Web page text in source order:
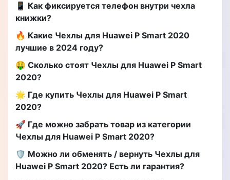
📱 Как фиксируется телефон внутри чехла
книжки?
🔥 Какие Чехлы для Huawei P Smart 2020
лучшие в 2024 году?
🤑 Сколько стоят Чехлы для Huawei P Smart
2020?
🌟 Где купить Чехлы для Huawei P Smart
2020?
🚀 Где можно забрать товар из категории
Чехлы для Huawei P Smart 2020?
🛡️ Можно ли обменять / вернуть Чехлы для
Huawei P Smart 2020? Есть ли гарантия?